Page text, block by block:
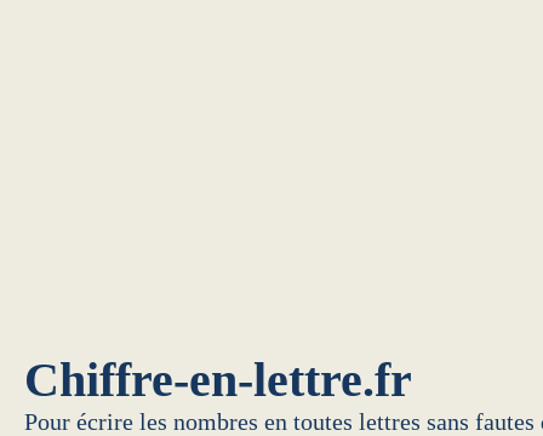
Chiffre-en-lettre.fr
Pour écrire les nombres en toutes lettres sans